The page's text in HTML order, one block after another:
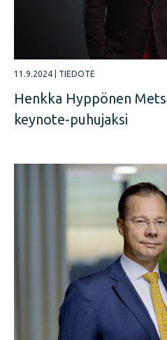
11.9.2024 TIEDOTE
Henkka Hyppönen
keynote-puhujaksi